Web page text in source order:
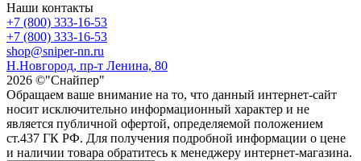
Наши контакты
+7 (800) 333-16-53
+7 (800) 333-16-53
shop@sniper-nn.ru
Н.Новгород, пр-т Ленина, 80
2026 ©"Снайпер"
Обращаем ваше внимание на то, что данный интернет-сайт
носит исключительно информационный характер и не
является публичной офертой, определяемой положением
ст.437 ГК РФ. Для получения подробной информации о цене
и наличии товара обратитесь к менеджеру интернет-магазина.